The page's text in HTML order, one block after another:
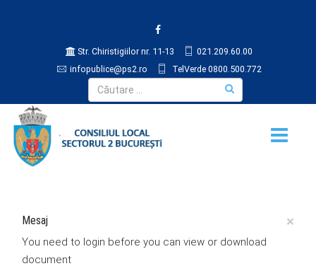
Str. Chiristigiilor nr. 11-13
021.209.60.00
infopublice@ps2.ro
TelVerde 0800.500.772
×
Mesaj
You need to login before you can view or download
document